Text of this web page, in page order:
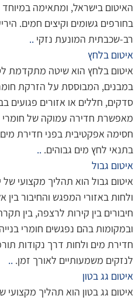
האיטום בישראל, ומתאימה במיוחד
בחורפים גשומים וקיצים חמים.
רב-שכבתית המונעת נזקי ..
איטום בלחץ
איטום בלחץ הוא שיטה מתקדמת
במבנים, המבוססת על הזרקת
סדקים, חללים או אזורים פגועים
מאפשרת חדירה עמוקה של חומרי
חסימה אפקטיבית בפני חדירת
בתנאי לחץ מים גבוהים. ..
איטום גבול
איטום גבול הוא תהליך מקצועי
ולחות באזורי המפגש והחיבור בין
חיבורים בין קירות לרצפה, בין
ובמקומות בהם נפגשים חומרי
חדירת מים ולחות דרך נקודות
לנזקים משמעותיים לאורך זמן. ..
איטום גג בטון
איטום גג בטון הוא תהליך